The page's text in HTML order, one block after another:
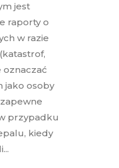
jest
raporty o
w razie
oznaczać
jako osoby
przypadku
kiedy